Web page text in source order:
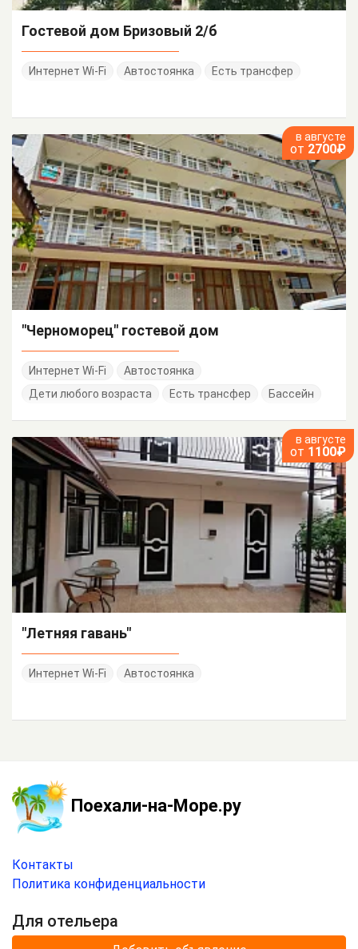
Гостевой дом Бризовый 2/б
Интернет Wi-Fi Автостоянка Есть трансфер
в августе
от 2700₽
"Черноморец" гостевой дом
Интернет Wi-Fi
Автостоянка
Дети любого возраста
Есть трансфер Бассейн
в августе
от 1100₽
"Летняя гавань"
Интернет Wi-Fi Автостоянка
Поехали-на-Море.ру
Контакты
Политика конфиденциальности
Для отельера